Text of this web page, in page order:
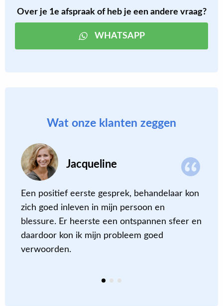
Over je 1e afspraak of heb je een andere vraag?
WHATSAPP
Wat onze klanten zeggen
Jacqueline
Een positief eerste gesprek, behandelaar kon
zich goed inleven in mijn persoon en
blessure. Er heerste een ontspannen sfeer en
daardoor kon ik mijn probleem goed
verwoorden.